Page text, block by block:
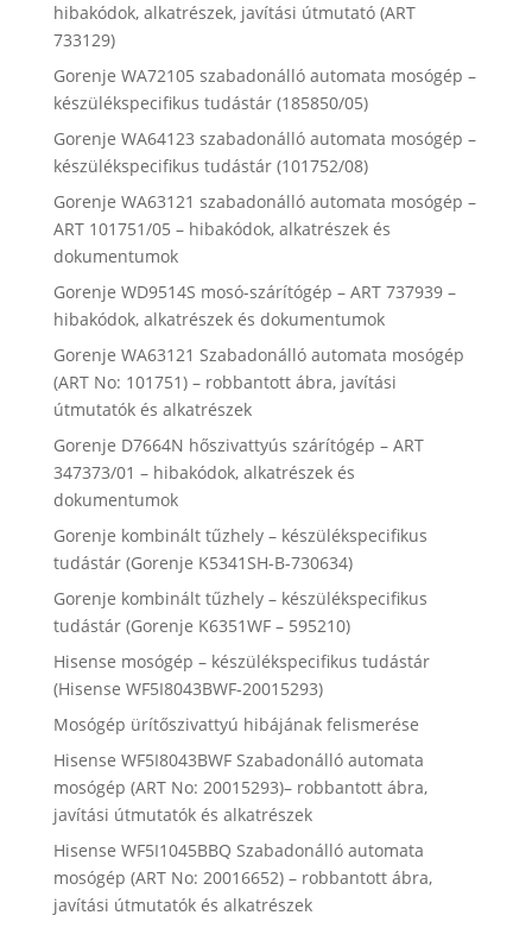
hibakódok, alkatrészek, javítási útmutató (ART
733129)
Gorenje WA72105 szabadonálló automata mosógép –
készülékspecifikus tudástár (185850/05)
Gorenje WA64123 szabadonálló automata mosógép –
készülékspecifikus tudástár (101752/08)
Gorenje WA63121 szabadonálló automata mosógép –
ART 101751/05 – hibakódok, alkatrészek és
dokumentumok
Gorenje WD9514S mosó-szárítógép – ART 737939 –
hibakódok, alkatrészek és dokumentumok
Gorenje WA63121 Szabadonálló automata mosógép
(ART No: 101751) – robbantott ábra, javítási
útmutatók és alkatrészek
Gorenje D7664N hőszivattyús szárítógép – ART
347373/01 – hibakódok, alkatrészek és
dokumentumok
Gorenje kombinált tűzhely – készülékspecifikus
tudástár (Gorenje K5341SH-B-730634)
Gorenje kombinált tűzhely – készülékspecifikus
tudástár (Gorenje K6351WF – 595210)
Hisense mosógép – készülékspecifikus tudástár
(Hisense WF5I8043BWF-20015293)
Mosógép ürítőszivattyú hibájának felismerése
Hisense WF5I8043BWF Szabadonálló automata
mosógép (ART No: 20015293)– robbantott ábra,
javítási útmutatók és alkatrészek
Hisense WF5I1045BBQ Szabadonálló automata
mosógép (ART No: 20016652) – robbantott ábra,
javítási útmutatók és alkatrészek